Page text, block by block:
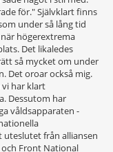
för." Självklart finns
under så lång tid
högerextrema
Det likaledes
så mycket om under
Det oroar också mig.
vi har klart
Dessutom har
våldsapparaten -
från alliansen
Front National